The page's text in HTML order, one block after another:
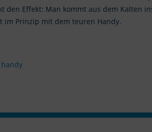
den Effekt: Man kommt aus dem Kalten
im Prinzip mit dem teuren Handy.
handy